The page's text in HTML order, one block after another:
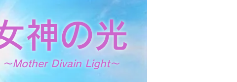
神の光
～Mother Divain Light～